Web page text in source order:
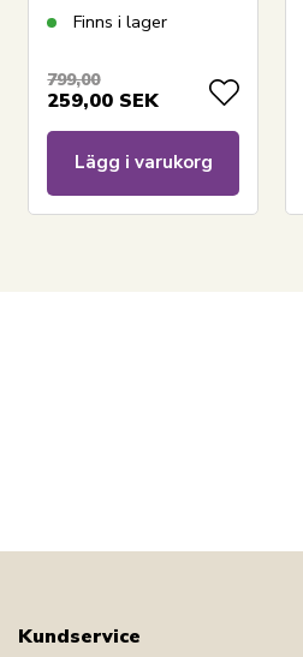
Vändbar med stjärnor
Finns i lager
799,00
259,00 SEK
Lägg i varukorg
Kundservice